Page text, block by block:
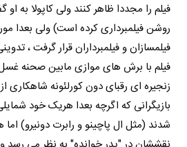
فیلم را مجددا ظاهر کنند ولی کاپولا به
روشن فیلمبرداری کرده است) ولی بعدا
فیلمسازان و فیلمبرداران قرار گرفت ،
فیلم با برش های موازی مابین صحنه
زنجیره ای رقبای دون کورلئونه شاهکاری
بازیگرانی که اگرچه بعدا هریک خود
شدند (مثل ال پاچینو و رابرت دونیرو)